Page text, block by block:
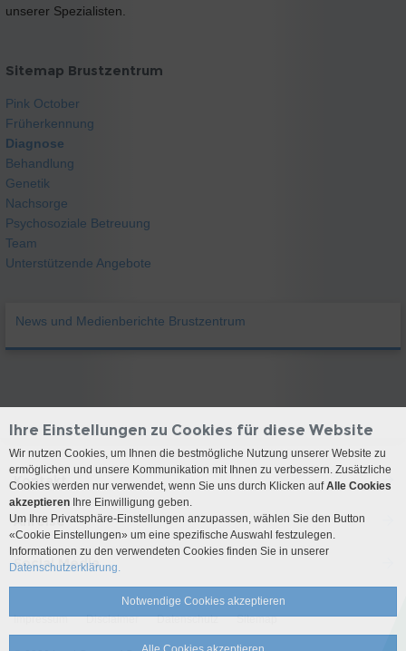
unserer Spezialisten.
Sitemap Brustzentrum
Pink October
Früherkennung
Diagnose
Behandlung
Genetik
Nachsorge
Psychosoziale Betreuung
Team
Unterstützende Angebote
News und Medienberichte Brustzentrum
Kontakt
Anreise
Social Media
Impressum Disclaimer Datenschutz Sitemap
Ihre Einstellungen zu Cookies für diese Website
Wir nutzen Cookies, um Ihnen die bestmögliche Nutzung unserer Website zu
ermöglichen und unsere Kommunikation mit Ihnen zu verbessern. Zusätzliche
Cookies werden nur verwendet, wenn Sie uns durch Klicken aufAlle Cookies
akzeptieren Ihre Einwilligung geben.
Um Ihre Privatsphäre-Einstellungen anzupassen, wählen Sie den Button
«Cookie Einstellungen» um eine spezifische Auswahl festzulegen.
Informationen zu den verwendeten Cookies finden Sie in unserer
Datenschutzerklärung.
Notwendige Cookies akzeptieren